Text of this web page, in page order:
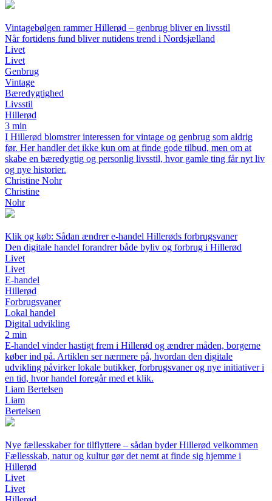
Vintagebølgen rammer Hillerød – genbrug bliver en livsstil
Når fortidens fund bliver nutidens trend i Nordsjælland
Livet
Livet
Genbrug
Vintage
Bæredygtighed
Livsstil
Hillerød
3 min
I Hillerød blomstrer interessen for vintage og genbrug som aldrig
før. Her handler det ikke kun om at finde gode tilbud, men om at
skabe en bæredygtig og personlig livsstil, hvor gamle ting får nyt liv
og nye historier.
Christine Nohr
Christine
Nohr
Klik og køb: Sådan ændrer e-handel Hillerøds forbrugsvaner
Den digitale handel forandrer både byliv og forbrug i Hillerød
Livet
Livet
E-handel
Hillerød
Forbrugsvaner
Lokal handel
Digital udvikling
2 min
E-handel vinder hastigt frem i Hillerød og ændrer måden, borgerne
køber ind på. Artiklen ser nærmere på, hvordan den digitale
udvikling påvirker lokale butikker, forbrugsvaner og nye initiativer i
en tid, hvor handel foregår med et klik.
Liam Bertelsen
Liam
Bertelsen
Nye fællesskaber for tilflyttere – sådan byder Hillerød velkommen
Fællesskab, natur og kultur gør det nemt at finde sig hjemme i
Hillerød
Livet
Livet